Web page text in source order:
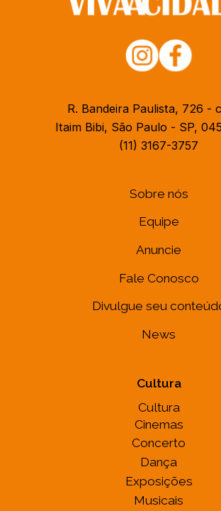
R. Bandeira Paulista, 726 -
Itaim Bibi, São Paulo - SP,
(11) 3167-3757
Sobre nós
Equipe
Anuncie
Fale Conosco
Divulgue seu
News
Cultura
Cultura
Cinemas
Concerto
Dança
Exposições
Musicais